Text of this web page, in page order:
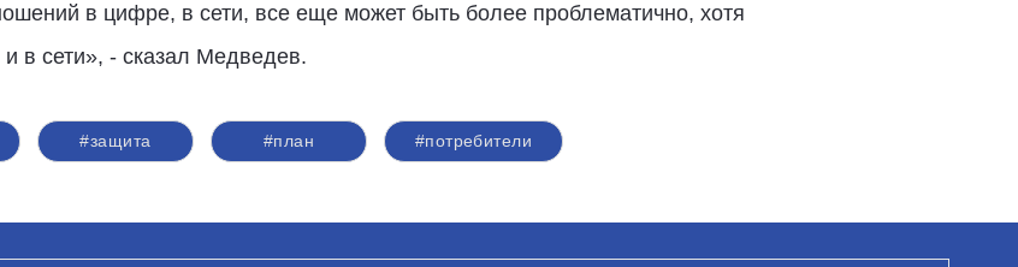
в цифре, в сети, все еще может быть более проблематично, хотя
в сети», - сказал Медведев.
#защита #план #потребители